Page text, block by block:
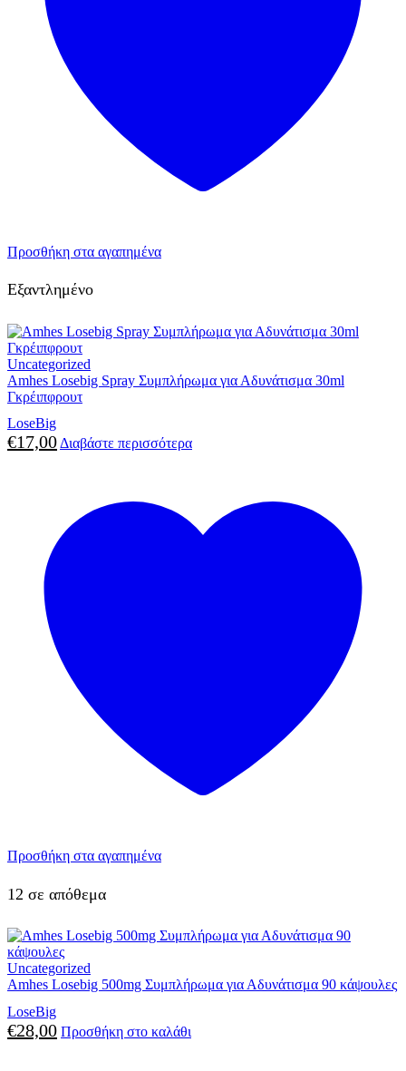
Προσθήκη στα αγαπημένα
Εξαντλημένο
Uncategorized
Amhes Losebig Spray Συμπλήρωμα για Αδυνάτισμα 30ml
Γκρέιπφρουτ
LoseBig
€17,00 Διαβάστε περισσότερα
Προσθήκη στα αγαπημένα
12 σε απόθεμα
Uncategorized
Amhes Losebig 500mg Συμπλήρωμα για Αδυνάτισμα 90 κάψουλες
LoseBig
€28,00 Προσθήκη στο καλάθι